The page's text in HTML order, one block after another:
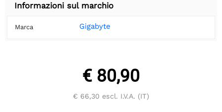
Informazioni sul marchio
Marca Gigabyte
€ 80,90
€ 66,30 escl. I.V.A. (IT)